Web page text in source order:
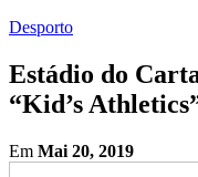
Desporto
Estádio do
“Kid’s
Em Mai 20, 2019